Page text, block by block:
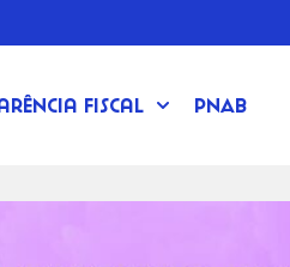
Fiscal PNAB